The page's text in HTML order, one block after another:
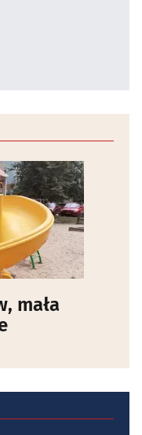
mała